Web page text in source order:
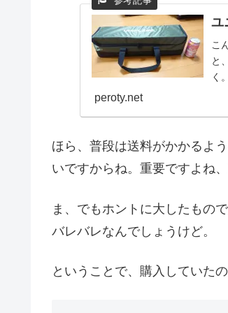
ユ
こ
と
く
peroty.net
ほら、普段は送料がかかるよ
いですからね。重要ですよね、
ま、でもホントに大したもの
バレバレなんでしょうけど。
ということで、購入していた